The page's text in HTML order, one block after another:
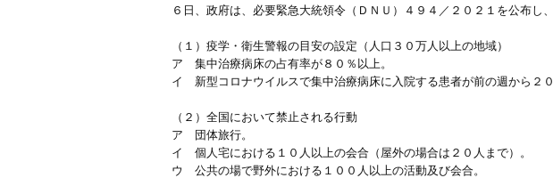
６日、政府は、必要緊急大統領令（ＤＮＵ）４９４／２０２１を公布し
（１）疫学・衛生警報の目安の設定（人口３０万人以上の地域）
ア 集中治療病床の占有率が８０％以上。
イ 新型コロナウイルスで集中治療病床に入院する患者が前の週から２０
（２）全国において禁止される行動
ア 団体旅行。
イ 個人宅における１０人以上の会合（屋外の場合は２０人まで）。
ウ 公共の場で野外における１００人以上の活動及び会合。